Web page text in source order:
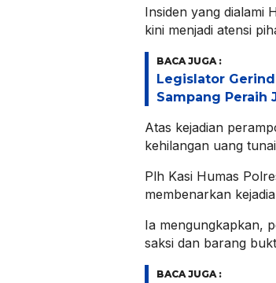
Insiden yang dialami
kini menjadi atensi
BACA JUGA :
Legislator
Sampang Peraih
Atas kejadian
kehilangan uang
Plh Kasi Humas
membenarkan
Ia mengungkapkan,
saksi dan barang
BACA JUGA :